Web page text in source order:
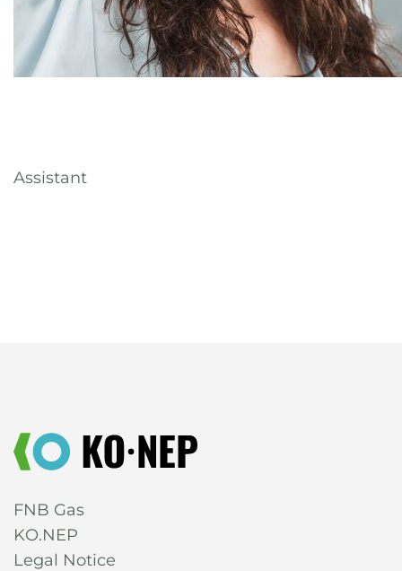
Assistant
FNB Gas
KO.NEP
Legal Notice